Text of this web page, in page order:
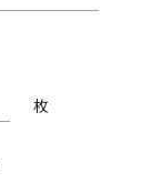
枚